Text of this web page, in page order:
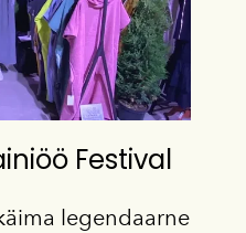
Festival
legendaarne